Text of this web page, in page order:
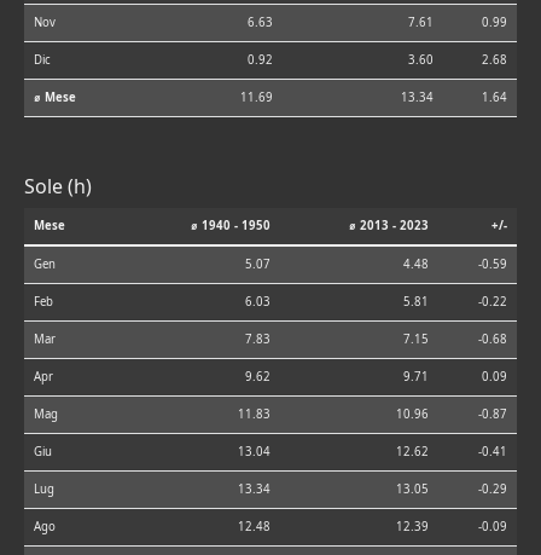
Nov 6.63 7.61 0.99
Dic 0.92 3.60 2.68
⌀ Mese 11.69 13.34 1.64
Sole (h)
Mese ⌀ 1940 - 1950 ⌀ 2013 - 2023 +/-
Gen 5.07 4.48 -0.59
Feb 6.03 5.81 -0.22
Mar 7.83 7.15 -0.68
Apr 9.62 9.71 0.09
Mag 11.83 10.96 -0.87
Giu 13.04 12.62 -0.41
Lug 13.34 13.05 -0.29
Ago 12.48 12.39 -0.09